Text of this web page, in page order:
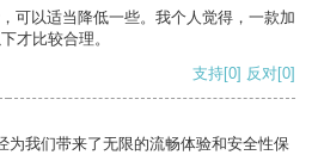
可以适当降低一些。我个人觉得，一款加
才比较合理。
支持[0] 反对[0]
为我们带来了无限的流畅体验和安全性保